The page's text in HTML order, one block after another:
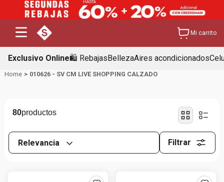
Mi carrito
Exclusivo Online🛍️ RebajasBellezaAires acondicionados
010626 - SV CM LIVE SHOPPING CALZADO
80
Relevancia Filtrar